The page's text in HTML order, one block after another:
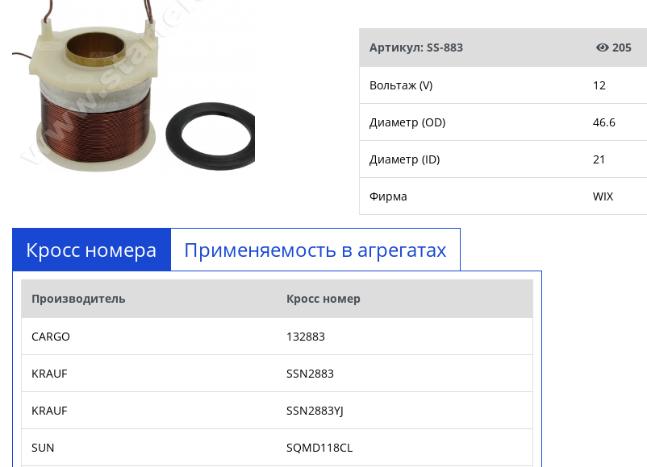
Артикул: SS-883 205
Вольтаж (V) 12
Диаметр (OD) 46.6
Диаметр (ID) 21
Фирма WIX
Кросс номера Применяемость в агрегатах
Производитель Кросс номер
CARGO 132883
KRAUF SSN2883
KRAUF SSN2883YJ
SUN SQMD118CL